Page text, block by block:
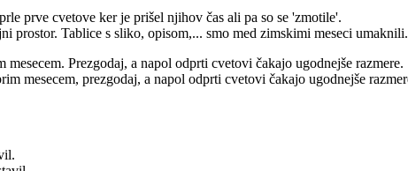
prve cvetove ker je prišel njihov čas ali pa so se 'zmotile'.
prostor. Tablice s sliko, opisom,... smo med zimskimi meseci umaknili.
mesecem. Prezgodaj, a napol odprti cvetovi čakajo ugodnejše razmere.